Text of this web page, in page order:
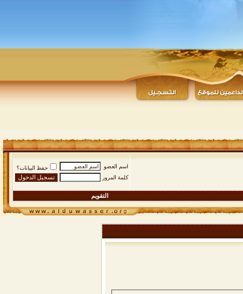
اسم العضو
حفظ البيانات؟
كلمة المرور
التقويم